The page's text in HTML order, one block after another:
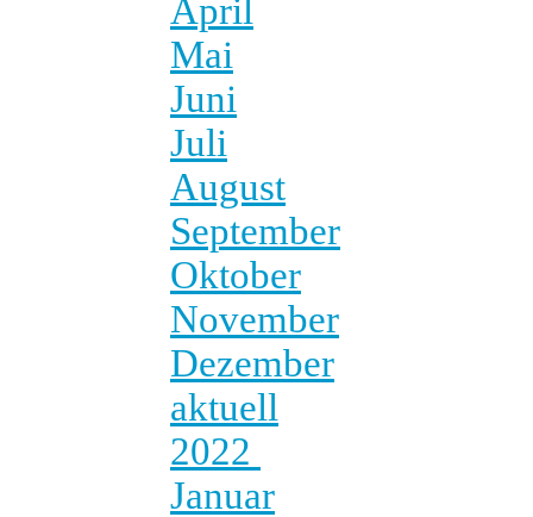
April
Mai
Juni
Juli
August
September
Oktober
November
Dezember
aktuell
2022
Januar